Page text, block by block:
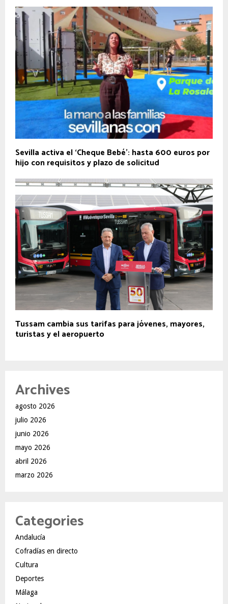
Sevilla activa el ‘Cheque Bebé’: hasta 600 euros por
hijo con requisitos y plazo de solicitud
Tussam cambia sus tarifas para jóvenes, mayores,
turistas y el aeropuerto
Archives
agosto 2026
julio 2026
junio 2026
mayo 2026
abril 2026
marzo 2026
Categories
Andalucía
Cofradías en directo
Cultura
Deportes
Málaga